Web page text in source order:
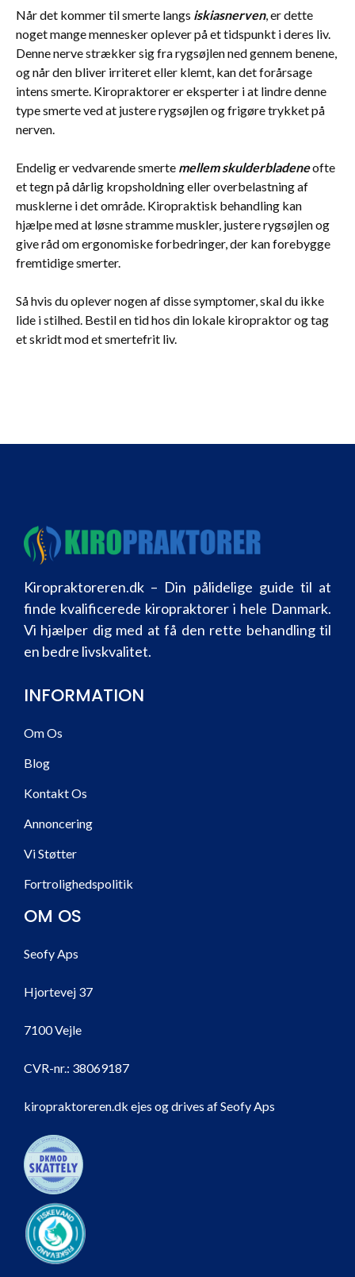
Når det kommer til smerte langs iskiasnerven, er dette
noget mange mennesker oplever på et tidspunkt i deres liv.
Denne nerve strækker sig fra rygsøjlen ned gennem benene,
og når den bliver irriteret eller klemt, kan det forårsage
intens smerte. Kiropraktorer er eksperter i at lindre denne
type smerte ved at justere rygsøjlen og frigøre trykket på
nerven.
Endelig er vedvarende smerte mellem skulderbladeneofte
et tegn på dårlig kropsholdning eller overbelastning af
musklerne i det område. Kiropraktisk behandling kan
hjælpe med at løsne stramme muskler, justere rygsøjlen og
give råd om ergonomiske forbedringer, der kan forebygge
fremtidige smerter.
Så hvis du oplever nogen af disse symptomer, skal du ikke
lide i stilhed. Bestil en tid hos din lokale kiropraktor og tag
et skridt mod et smertefrit liv.
Kiropraktoreren.dk – Din pålidelige guide til at
finde kvalificerede kiropraktorer i hele Danmark.
Vi hjælper dig med at få den rette behandling til
en bedre livskvalitet.
INFORMATION
Om Os
Blog
Kontakt Os
Annoncering
Vi Støtter
Fortrolighedspolitik
OM OS
Seofy Aps
Hjortevej 37
7100 Vejle
CVR-nr.: 38069187
kiropraktoreren.dk ejes og drives af Seofy Aps